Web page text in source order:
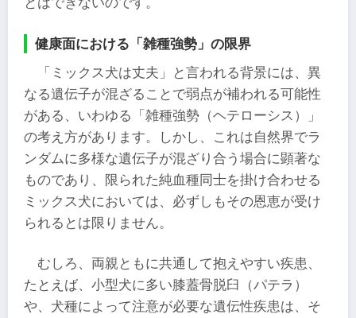
健康面における「雑種強勢」の限界
「ミックス犬は丈夫」と言われる背景には、異
なる遺伝子が混ざることで弱点が補われる可能性
がある、いわゆる「雑種強勢（ヘテローシス）」
の考え方があります。しかし、これは自然界でラ
ンダムに多様な遺伝子が混ざり合う場合に顕著な
ものであり、限られた純血種同士を掛け合わせる
ミックス犬においては、必ずしもその恩恵が受け
られるとは限りません。
むしろ、両親ともに共通して抱えやすい疾患、
たとえば、小型犬に多い膝蓋骨脱臼（パテラ）
や、犬種によって注意が必要な遺伝性疾患は、そ